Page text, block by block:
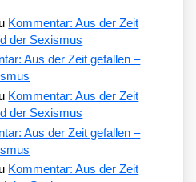
Kommentar: Aus der Zeit
der Sexismus
Aus der Zeit gefallen –
Kommentar: Aus der Zeit
der Sexismus
Aus der Zeit gefallen –
Kommentar: Aus der Zeit